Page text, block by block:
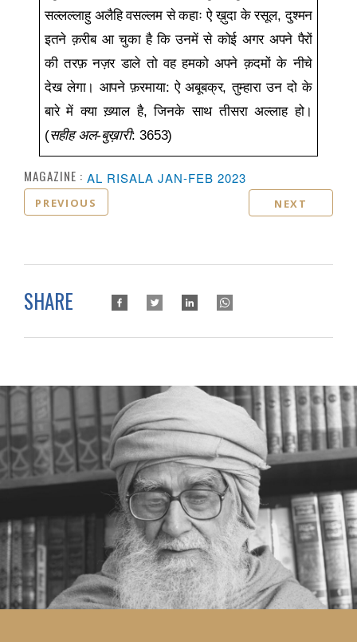
सल्लल्लाहु अलैहि वसल्लम से कहाः ऐ ख़ुदा के रसूल,दुश्मन
इतने क़रीब आ चुका है कि उनमें से कोई अगर अपने पैरों
की तरफ़ नज़र डाले तो वह हमको अपने क़दमों के नीचे
देख लेगा। आपने फ़रमाया: ऐ अबूबक्र,तुम्हारा उन दो के
बारे में क्या ख़्याल है,जिनके साथ तीसरा अल्लाह हो।
(सहीह अल-बुख़ारी: 3653)
MAGAZINE : AL RISALA JAN-FEB 2023
PREVIOUS NEXT
SHARE